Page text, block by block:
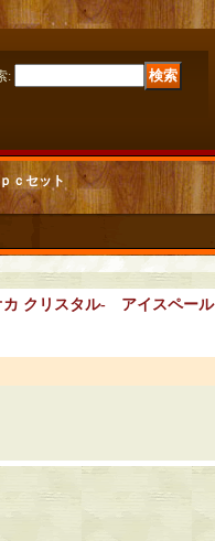
:
ｐｃセット
クリスタル- アイスペール